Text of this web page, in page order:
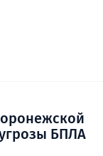
БПЛА